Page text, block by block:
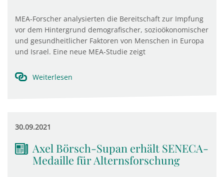
MEA-Forscher analysierten die Bereitschaft zur Impfung
vor dem Hintergrund demografischer, sozioökonomischer
und gesundheitlicher Faktoren von Menschen in Europa
und Israel. Eine neue MEA-Studie zeigt
Weiterlesen
30.09.2021
Axel Börsch-Supan erhält SENECA-
Medaille für Alternsforschung